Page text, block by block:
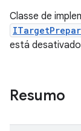
Classe de
está
Resumo